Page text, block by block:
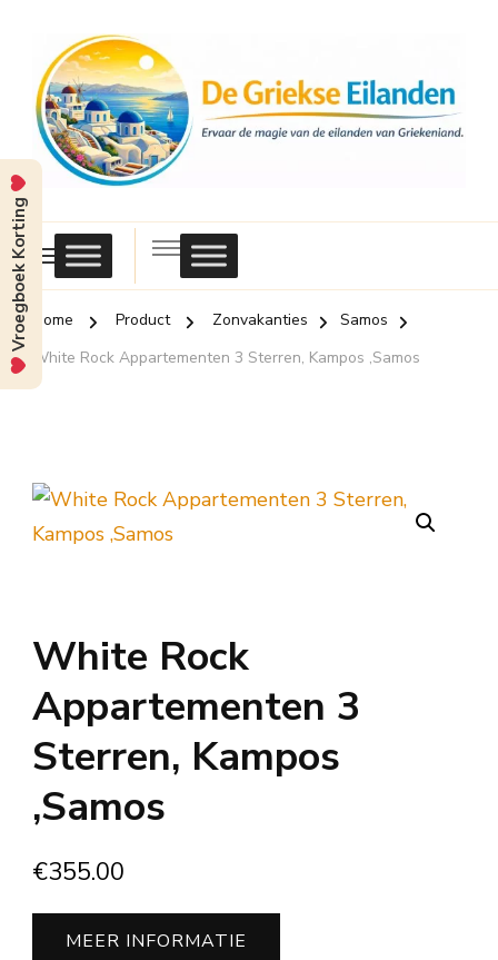
Griekse
Eilanden
Home Product Zonvakanties
Samos
White Rock Appartementen 3 Sterren, Kampos ,Samos
White Rock
Appartementen 3
Sterren, Kampos
,Samos
€355.00
MEER INFORMATIE
Vroegboek Korting